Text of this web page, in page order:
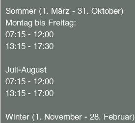
Sommer (1. März - 31. Oktober)
Montag bis Freitag:
07:15 - 12:00
13:15 - 17:30
Juli-August
07:15 - 12:00
13:15 - 17:00
Winter (1. November - 28. Februar)